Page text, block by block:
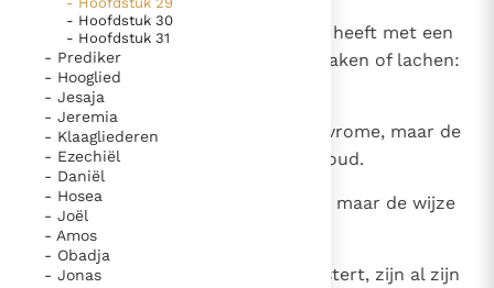
Ik help mee!
- Hoofdstuk 30
- Hoofdstuk 31
- Prediker
- Hooglied
- Jesaja
- Jeremia
- Klaagliederen
- Ezechiël
- Daniël
- Hosea
- Joël
- Amos
- Obadja
- Jonas
Als een wijs man een rechtszaak heeft met een
dwaas, dan kan hij zich kwaad maken of lachen:
er komt geen oplossing.
Bloeddorstige mensen haten de vrome, maar de
rechtschapenen zoeken zijn behoud.
De dwaas lucht al zijn gevoelens, maar de wijze
brengt ze tenslotte tot bedaren.
Als een heerser naar leugens luistert, zijn al zijn